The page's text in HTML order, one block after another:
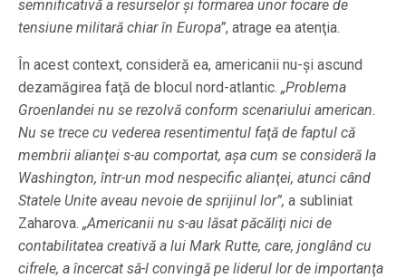
semnificativă a resurselor şi formarea unor focare de
tensiune militară chiar în Europa”, atrage ea atenţia.
În acest context, consideră ea, americanii nu-şi ascund
dezamăgirea faţă de blocul nord-atlantic. „Problema
Groenlandei nu se rezolvă conform scenariului american.
Nu se trece cu vederea resentimentul faţă de faptul că
membrii alianţei s-au comportat, aşa cum se consideră la
Washington, într-un mod nespecific alianţei, atunci când
Statele Unite aveau nevoie de sprijinul lor”, a subliniat
Zaharova. „Americanii nu s-au lăsat păcăliţi nici de
contabilitatea creativă a lui Mark Rutte, care, jonglând cu
cifrele, a încercat să-l convingă pe liderul lor de importanţa